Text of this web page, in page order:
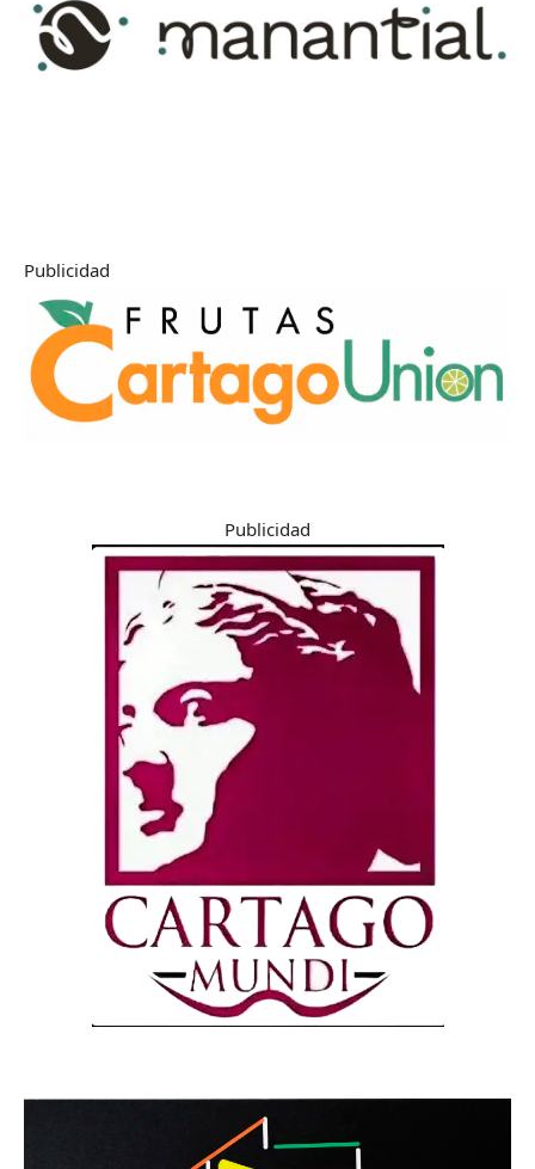
Publicidad
Publicidad